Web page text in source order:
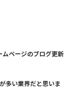
ページのブログ更新
多い業界だと思いま